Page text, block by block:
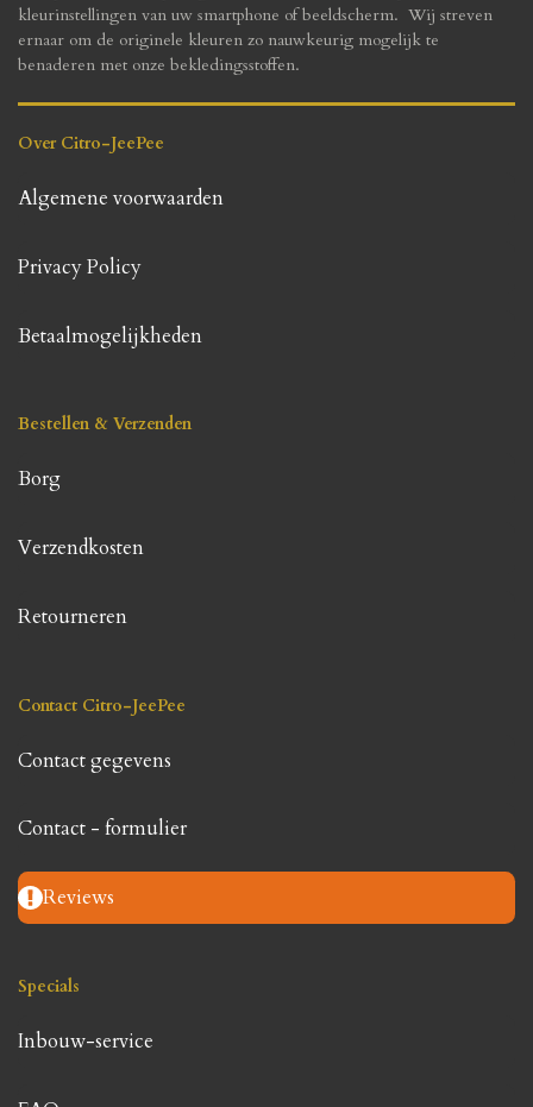
kleurinstellingen van uw smartphone of beeldscherm. Wij streven
ernaar om de originele kleuren zo nauwkeurig mogelijk te
benaderen met onze bekledingsstoffen.
Over Citro-JeePee
Algemene voorwaarden
Privacy Policy
Betaalmogelijkheden
Bestellen & Verzenden
Borg
Verzendkosten
Retourneren
Contact Citro-JeePee
Contact gegevens
Contact - formulier
Reviews
Specials
Inbouw-service